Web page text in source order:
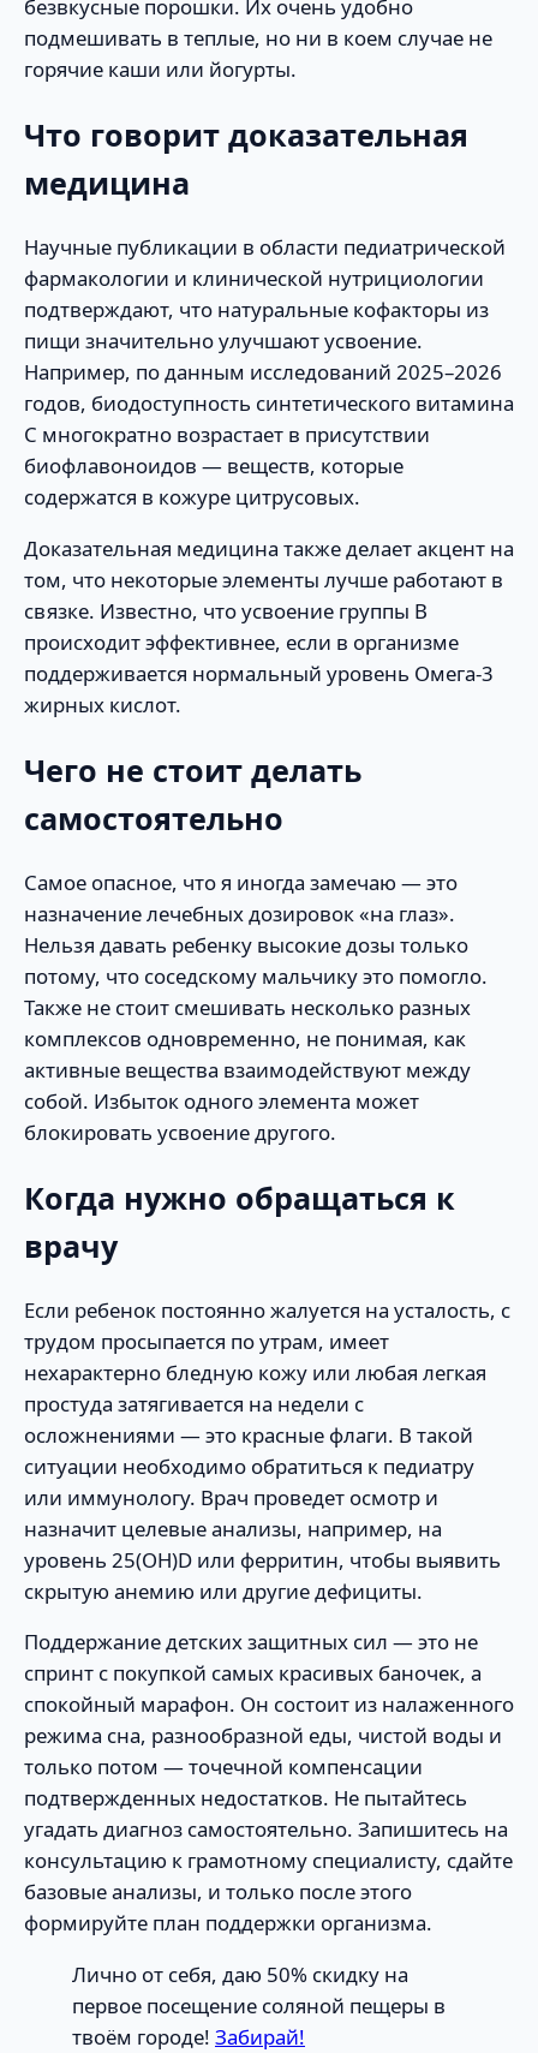
безвкусные порошки. Их очень удобно
подмешивать в теплые, но ни в коем случае не
горячие каши или йогурты.
Что говорит доказательная
медицина
Научные публикации в области педиатрической
фармакологии и клинической нутрициологии
подтверждают, что натуральные кофакторы из
пищи значительно улучшают усвоение.
Например, по данным исследований 2025–2026
годов, биодоступность синтетического витамина
С многократно возрастает в присутствии
биофлавоноидов — веществ, которые
содержатся в кожуре цитрусовых.
Доказательная медицина также делает акцент на
том, что некоторые элементы лучше работают в
связке. Известно, что усвоение группы В
происходит эффективнее, если в организме
поддерживается нормальный уровень Омега-3
жирных кислот.
Чего не стоит делать
самостоятельно
Самое опасное, что я иногда замечаю — это
назначение лечебных дозировок «на глаз».
Нельзя давать ребенку высокие дозы только
потому, что соседскому мальчику это помогло.
Также не стоит смешивать несколько разных
комплексов одновременно, не понимая, как
активные вещества взаимодействуют между
собой. Избыток одного элемента может
блокировать усвоение другого.
Когда нужно обращаться к
врачу
Если ребенок постоянно жалуется на усталость, с
трудом просыпается по утрам, имеет
нехарактерно бледную кожу или любая легкая
простуда затягивается на недели с
осложнениями — это красные флаги. В такой
ситуации необходимо обратиться к педиатру
или иммунологу. Врач проведет осмотр и
назначит целевые анализы, например, на
уровень 25(OH)D или ферритин, чтобы выявить
скрытую анемию или другие дефициты.
Поддержание детских защитных сил — это не
спринт с покупкой самых красивых баночек, а
спокойный марафон. Он состоит из налаженного
режима сна, разнообразной еды, чистой воды и
только потом — точечной компенсации
подтвержденных недостатков. Не пытайтесь
угадать диагноз самостоятельно. Запишитесь на
консультацию к грамотному специалисту, сдайте
базовые анализы, и только после этого
формируйте план поддержки организма.
Лично от себя, даю 50% скидку на
первое посещение соляной пещеры в
твоём городе! Забирай!